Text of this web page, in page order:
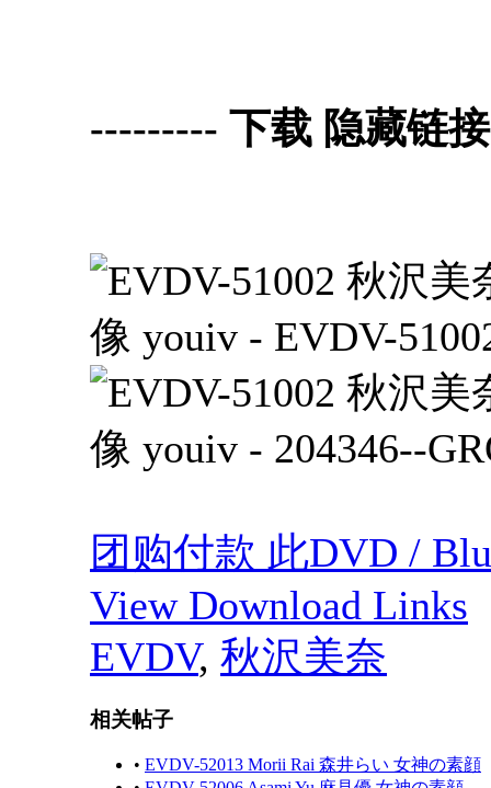
--------- 下载 隐藏链
团购付款 此DVD /
View Download Links
EVDV, 秋沢美奈
相关帖子
• EVDV-52013 Morii Rai 森井らい 女神の素顔